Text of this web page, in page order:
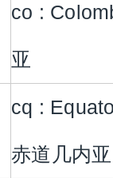
co :
亚
cq :
赤道几内亚